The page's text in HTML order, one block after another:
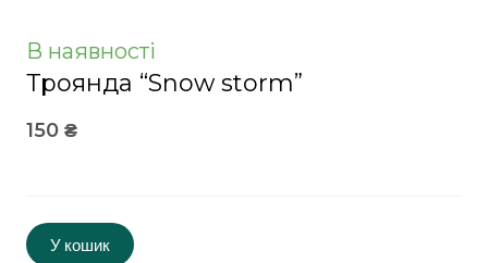
В наявності
Троянда “Snow storm”
150 ₴
У кошик